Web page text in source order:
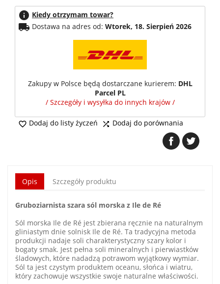
info Kiedy otrzymam towar?
local_shipping Dostawa na adres od: Wtorek, 18. Sierpień 2026
Zakupy w Polsce będą dostarczane kurierem: DHL
Parcel PL
/ Szczegóły i wysyłka do innych krajów /
 Dodaj do listy życzeń  Dodaj do porównania
Opis Szczegóły produktu
Gruboziarnista szara sól morska z Ile de Ré
Sól morska Ile de Ré jest zbierana ręcznie na naturalnym
gliniastym dnie solnisk Ile de Ré. Ta tradycyjna metoda
produkcji nadaje soli charakterystyczny szary kolor i
bogaty smak. Jest pełna soli mineralnych i pierwiastków
śladowych, które nadadzą potrawom wyjątkowy wymiar.
Sól ta jest czystym produktem oceanu, słońca i wiatru,
który zachowuje wszystkie swoje naturalne właściwości.